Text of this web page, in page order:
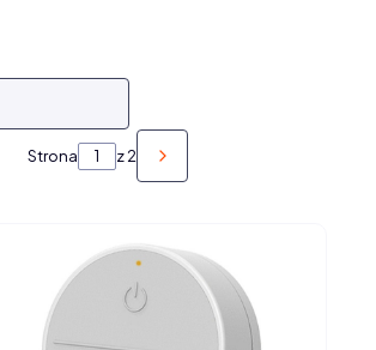
Strona z 2 NASTĘPNE PRODUKTY